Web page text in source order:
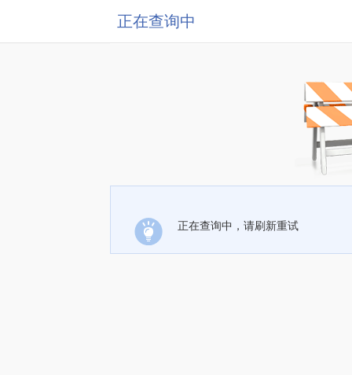
正在查询中
正在查询中，请刷新重试